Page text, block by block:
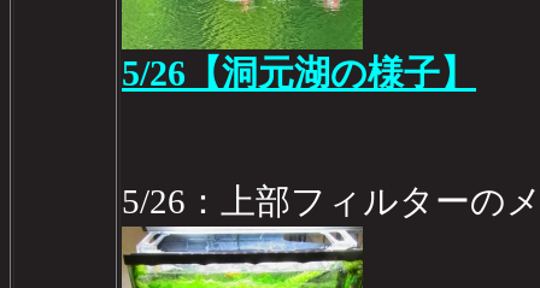
5/26【洞元湖の様子】
5/26：上部フィルターの